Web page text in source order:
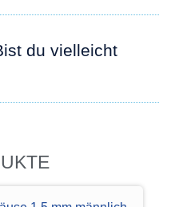
du vielleicht